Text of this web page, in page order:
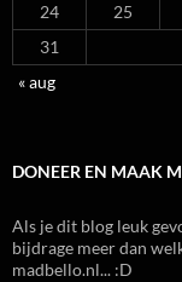
24
25
31
« aug
DONEER EN MAAK
Als je dit blog leuk
bijdrage meer dan
madbello.nl... :D